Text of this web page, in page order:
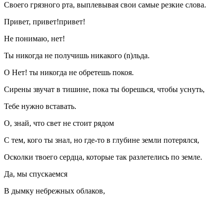
Своего грязного рта, выплевывая свои самые резкие слова.
Привет, привет!привет!
Не понимаю, нет!
Ты никогда не получишь никакого (n)льда.
О Нет! ты никогда не обретешь покоя.
Сирены звучат в тишине, пока ты борешься, чтобы уснуть,
Тебе нужно вставать.
О, знай, что свет не стоит рядом
С тем, кого ты знал, но где-то в глубине земли потерялся,
Осколки твоего сердца, которые так разлетелись по земле.
Да, мы спускаемся
В дымку небрежных облаков,